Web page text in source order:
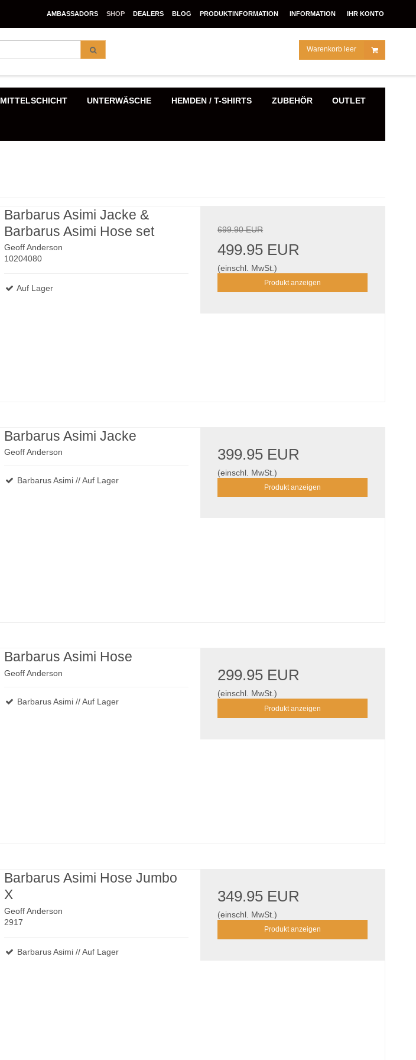
AMBASSADORS SHOP DEALERS BLOG PRODUKTINFORMATION INFORMATION IHR KONTO
Warenkorb leer
MITTELSCHICHT UNTERWÄSCHE HEMDEN / T-SHIRTS ZUBEHÖR OUTLET
Barbarus Asimi Jacke &
Barbarus Asimi Hose set
Geoff Anderson
10204080
Auf Lager
699.90 EUR
499.95 EUR
(einschl. MwSt.)
Produkt anzeigen
Barbarus Asimi Jacke
Geoff Anderson
Barbarus Asimi // Auf Lager
399.95 EUR
(einschl. MwSt.)
Produkt anzeigen
Barbarus Asimi Hose
Geoff Anderson
Barbarus Asimi // Auf Lager
299.95 EUR
(einschl. MwSt.)
Produkt anzeigen
Barbarus Asimi Hose Jumbo
X
Geoff Anderson
2917
Barbarus Asimi // Auf Lager
349.95 EUR
(einschl. MwSt.)
Produkt anzeigen